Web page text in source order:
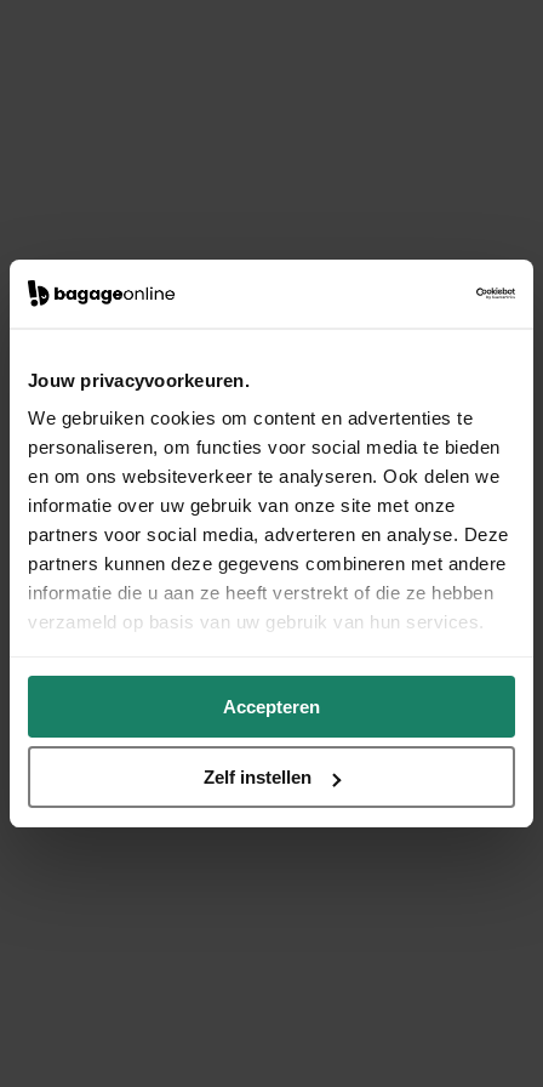
Jouw privacyvoorkeuren.
We gebruiken cookies om content en advertenties te
personaliseren, om functies voor social media te bieden
en om ons websiteverkeer te analyseren. Ook delen we
informatie over uw gebruik van onze site met onze
partners voor social media, adverteren en analyse. Deze
partners kunnen deze gegevens combineren met andere
informatie die u aan ze heeft verstrekt of die ze hebben
verzameld op basis van uw gebruik van hun services.
Accepteren
Zelf instellen